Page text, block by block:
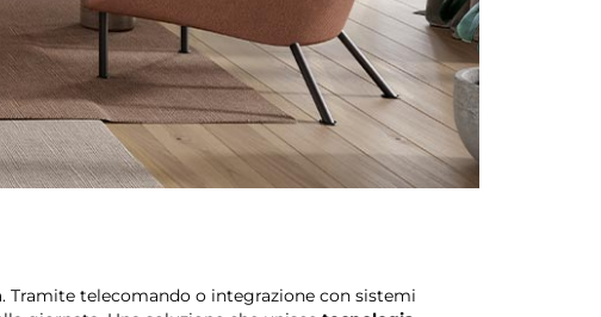
Tramite telecomando o integrazione con sistemi